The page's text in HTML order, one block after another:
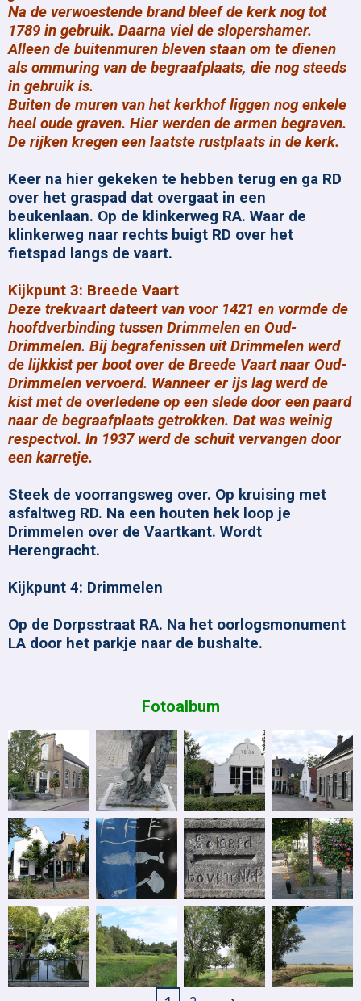
Na de verwoestende brand bleef de kerk nog tot
1789 in gebruik. Daarna viel de slopershamer.
Alleen de buitenmuren bleven staan om te dienen
als ommuring van de begraafplaats, die nog steeds
in gebruik is.
Buiten de muren van het kerkhof liggen nog enkele
heel oude graven. Hier werden de armen begraven.
De rijken kregen een laatste rustplaats in de kerk.
Keer na hier gekeken te hebben terug en ga RD
over het graspad dat overgaat in een
beukenlaan. Op de klinkerweg RA. Waar de
klinkerweg naar rechts buigt RD over het
fietspad langs de vaart.
Kijkpunt 3: Breede Vaart
Deze trekvaart dateert van voor 1421 en vormde de
hoofdverbinding tussen Drimmelen en Oud-
Drimmelen. Bij begrafenissen uit Drimmelen werd
de lijkkist per boot over de Breede Vaart naar Oud-
Drimmelen vervoerd. Wanneer er ijs lag werd de
kist met de overledene op een slede door een paard
naar de begraafplaats getrokken. Dat was weinig
respectvol. In 1937 werd de schuit vervangen door
een karretje.
Steek de voorrangsweg over. Op kruising met
asfaltweg RD. Na een houten hek loop je
Drimmelen over de Vaartkant. Wordt
Herengracht.
Kijkpunt 4: Drimmelen
Op de Dorpsstraat RA. Na het oorlogsmonument
LA door het parkje naar de bushalte.
Fotoalbum